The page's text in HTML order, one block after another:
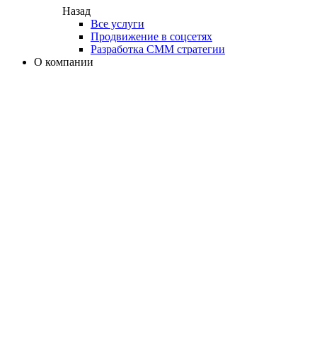
Назад
Все услуги
Продвижение в соцсетях
Разработка СММ стратегии
О компании